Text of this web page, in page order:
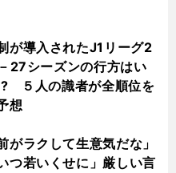
が導入されたJ1リーグ2
27シーズンの行方はい
５人の識者が全順位を
想
がラクして生意気だな」
つ若いくせに」厳しい言